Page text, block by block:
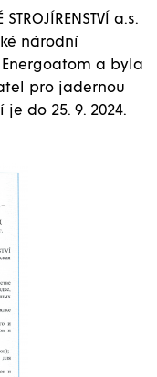
STROJÍRENSTVÍ a.s.
národní
a byla
pro jadernou
do 25. 9. 2024.